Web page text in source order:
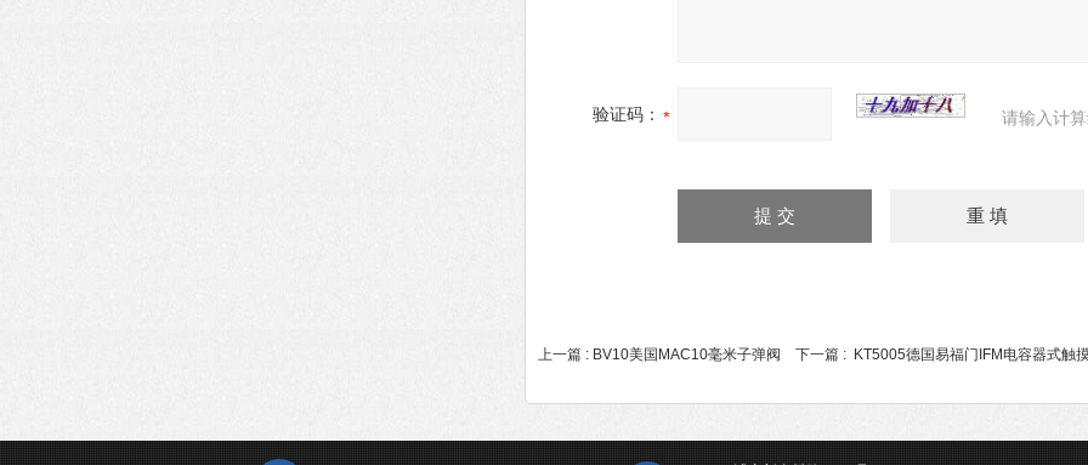
验证码： 请输入计
上一篇 : BV10美国MAC10毫米子弹阀 下一篇 : KT5005德国易福门IFM电容器式触